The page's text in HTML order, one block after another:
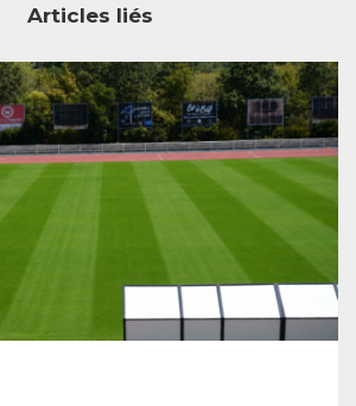
Articles liés